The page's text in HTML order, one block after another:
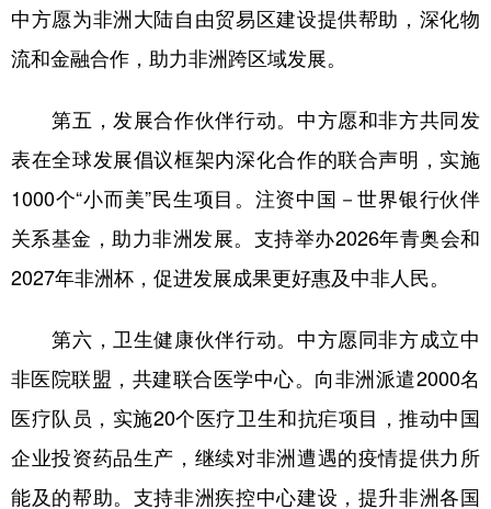
中方愿为非洲大陆自由贸易区建设提供帮助，深化物
流和金融合作，助力非洲跨区域发展。
第五，发展合作伙伴行动。中方愿和非方共同发
表在全球发展倡议框架内深化合作的联合声明，实施
1000个“小而美”民生项目。注资中国－世界银行伙伴
关系基金，助力非洲发展。支持举办2026年青奥会和
2027年非洲杯，促进发展成果更好惠及中非人民。
第六，卫生健康伙伴行动。中方愿同非方成立中
非医院联盟，共建联合医学中心。向非洲派遣2000名
医疗队员，实施20个医疗卫生和抗疟项目，推动中国
企业投资药品生产，继续对非洲遭遇的疫情提供力所
能及的帮助。支持非洲疾控中心建设，提升非洲各国